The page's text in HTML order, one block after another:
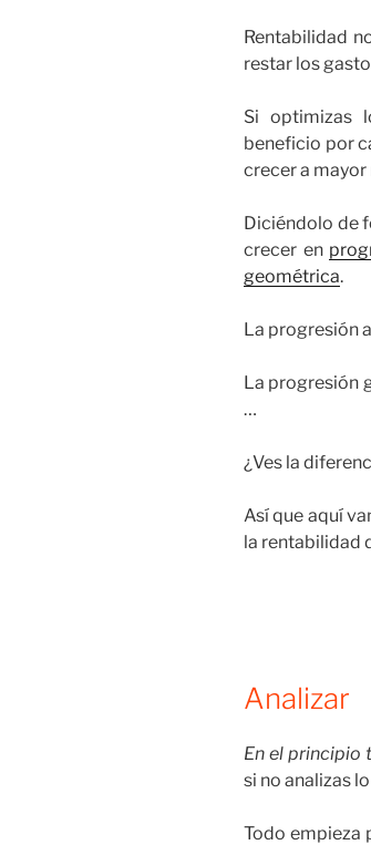
Rentabilidad
restar los
Si optimizas
beneficio por
crecer a
Diciéndolo de
crecer en
geométrica.
La progresión
La progresión
…
¿Ves la
Así que aquí
la rentabilidad
Analizar
En el principio
si no analizas
Todo empieza